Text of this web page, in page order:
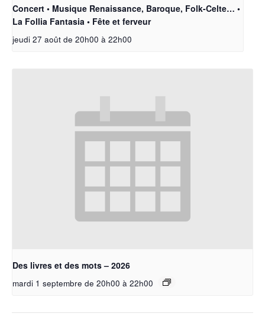
Concert • Musique Renaissance, Baroque, Folk-Celte… •
La Follia Fantasia • Fête et ferveur
jeudi 27 août de 20h00 à 22h00
Des livres et des mots – 2026
mardi 1 septembre de 20h00 à 22h00